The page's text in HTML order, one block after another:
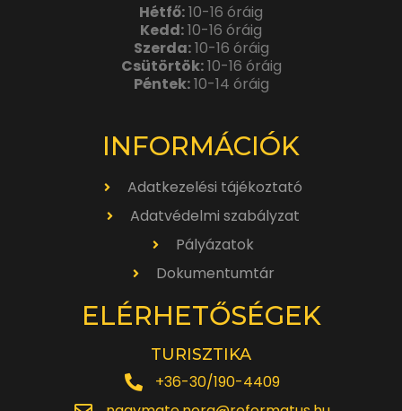
Hétfő:10-16 óráig
Kedd:10-16 óráig
Szerda:10-16 óráig
Csütörtök:10-16 óráig
Péntek:10-14 óráig
INFORMÁCIÓK
Adatkezelési tájékoztató
Adatvédelmi szabályzat
Pályázatok
Dokumentumtár
ELÉRHETŐSÉGEK
TURISZTIKA
+36-30/190-4409